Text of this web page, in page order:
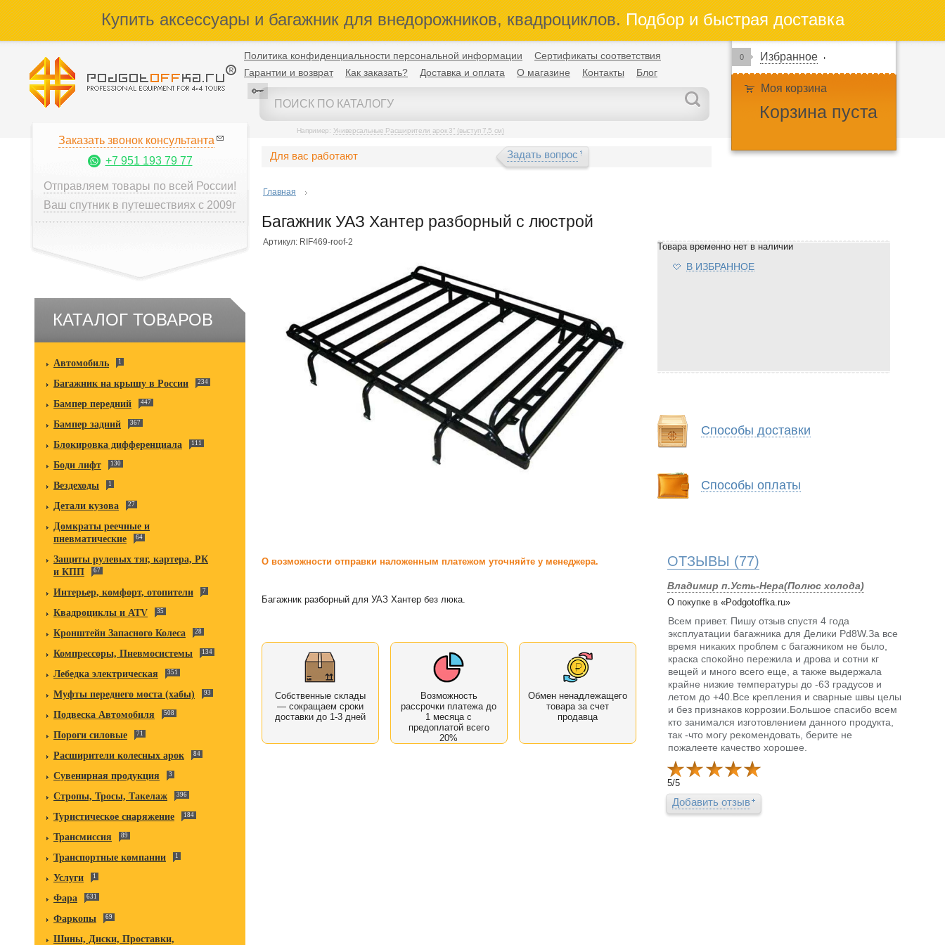
Купить аксессуары и багажник для внедорожников, квадроциклов.Подбор и быстрая доставка
Политика конфиденциальности персональной информации
Сертификаты соответствия
Гарантии и возврат
Как заказать? Доставка и оплата О магазине Контакты Блог
Например: Универсальные Расширители арок 3" (выступ 7,5 см)
0 Избранное
Моя корзина
Корзина пуста
Заказать звонок консультанта
+7 951 193 79 77
Отправляем товары по всей России!
Ваш спутник в путешествиях с 2009г
КАТАЛОГ ТОВАРОВ
Автомобиль 1
Багажник на крышу в России 234
Бампер передний 447
Бампер задний 367
Блокировка дифференциала 111
Боди лифт 130
Вездеходы 1
Детали кузова 27
Домкраты реечные и
пневматические
64
Защиты рулевых тяг, картера, РК
и КПП
67
Интерьер, комфорт, отопители 7
Квадроциклы и ATV 35
Кронштейн Запасного Колеса 28
Компрессоры, Пневмосистемы 134
Лебедка электрическая 351
Муфты переднего моста (хабы) 93
Подвеска Автомобиля 508
Пороги силовые 71
Расширители колесных арок 84
Сувенирная продукция 3
Стропы, Тросы, Такелаж 396
Туристическое снаряжение 184
Трансмиссия 89
Транспортные компании 1
Услуги 1
Фара 631
Фаркопы 69
Шины, Диски, Проставки,
Для вас работают Задать вопрос
Главная
Багажник УАЗ Хантер разборный с люстрой
Артикул: RIF469-roof-2
О возможности отправки наложенным платежом уточняйте у менеджера.
Багажник разборный для УАЗ Хантер без люка.
Собственные склады
— сокращаем сроки
доставки до 1-3 дней
Возможность
рассрочки платежа до
1 месяца с
предоплатой всего
20%
Обмен ненадлежащего
товара за счет
продавца
Товара временно нет в наличии
В ИЗБРАННОЕ
Способы доставки
Способы оплаты
ОТЗЫВЫ (77)
Владимир п.Усть-Нера(Полюс холода)
О покупке в «Podgotoffka.ru»
Всем привет. Пишу отзыв спустя 4 года
эксплуатации багажника для Делики Pd8W.За все
время никаких проблем с багажником не было,
краска спокойно пережила и дрова и сотни кг
вещей и много всего еще, а также выдержала
крайне низкие температуры до -63 градусов и
летом до +40.Все крепления и сварные швы целы
и без признаков коррозии.Большое спасибо всем
кто занимался изготовлением данного продукта,
так -что могу рекомендовать, берите не
пожалеете качество хорошее.
5/5
Добавить отзыв